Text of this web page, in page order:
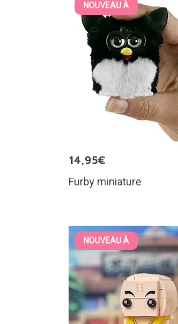
NOUVEAU À
14,95€
Furby miniature
NOUVEAU À